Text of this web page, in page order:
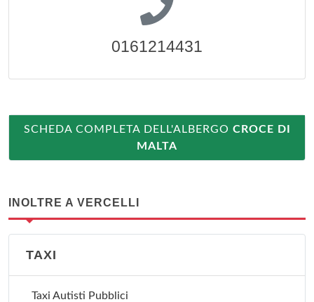
0161214431
SCHEDA COMPLETA DELL'ALBERGO CROCE DI
MALTA
INOLTRE A VERCELLI
TAXI
Taxi Autisti Pubblici